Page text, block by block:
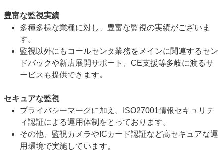
豊富な監視実績
多種多様な業種に対し、豊富な監視の実績がございま
す。
監視以外にもコールセンタ業務をメインに関連するセン
ドバックや新店展開サポート、CE支援等多岐に渡るサ
ービスも提供できます。
セキュアな監視
プライバシーマークに加え、ISO27001情報セキュリテ
ィ認証による運用体制をとっております。
その他、監視カメラやICカード認証など高セキュアな運
用環境で実施しています。